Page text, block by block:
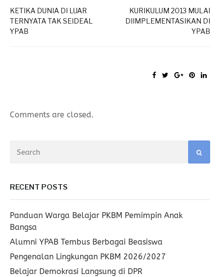
KETIKA DUNIA DI LUAR
TERNYATA TAK SEIDEAL
YPAB
KURIKULUM 2013 MULAI
DIIMPLEMENTASIKAN DI
YPAB
Comments are closed.
RECENT POSTS
Panduan Warga Belajar PKBM Pemimpin Anak
Bangsa
Alumni YPAB Tembus Berbagai Beasiswa
Pengenalan Lingkungan PKBM 2026/2027
Belajar Demokrasi Langsung di DPR